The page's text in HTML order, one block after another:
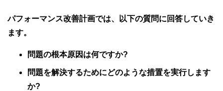
パフォーマンス改善計画では、以下の質問に回答していき
ます。
問題の根本原因は何ですか?
問題を解決するためにどのような措置を実行します
か?